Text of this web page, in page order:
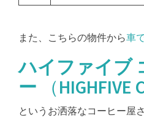
また、こちらの物件から車
ハイファイブ
ー
（HIGHFIVE
というお洒落なコーヒー